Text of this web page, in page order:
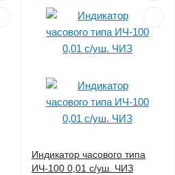
Индикатор часового типа
ИЧ-100 0,01 с/уш. ЧИЗ